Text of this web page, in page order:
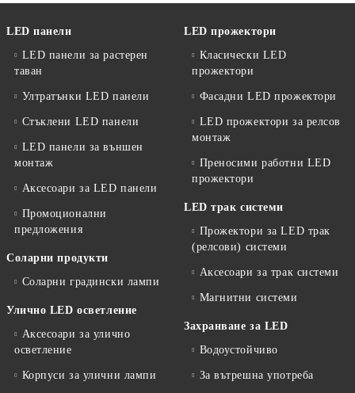
LED панели
LED панели за растерен
таван
Ултратънки LED панели
Стъклени LED панели
LED панели за външен
монтаж
Аксесоари за LED панели
Промоционални
предложения
Соларни продукти
Соларни градински лампи
Улично LED осветление
Аксесоари за улично
осветление
Корпуси за улични лампи
LED прожектори
Класически LED
прожектори
Фасадни LED прожектори
LED прожектори за релсов
монтаж
Преносими работни LED
прожектори
LED трак системи
Прожектори за LED трак
(релсови) системи
Аксесоари за трак системи
Магнитни системи
Захранване за LED
Водоустойчиво
За вътрешна употреба